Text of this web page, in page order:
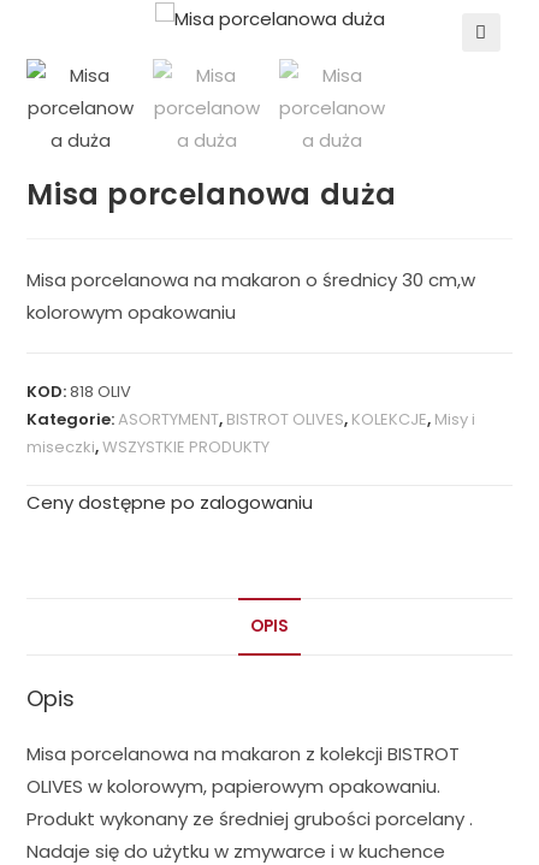
Misa porcelanowa duża
Misa porcelanowa na makaron o średnicy 30 cm,w
kolorowym opakowaniu
KOD:818 OLIV
Kategorie:ASORTYMENT, BISTROT OLIVES, KOLEKCJE, Misy i
miseczki,WSZYSTKIE PRODUKTY
Ceny dostępne po zalogowaniu
OPIS
Opis
Misa porcelanowa na makaron z kolekcji BISTROT
OLIVES w kolorowym, papierowym opakowaniu.
Produkt wykonany ze średniej grubości porcelany .
Nadaje się do użytku w zmywarce i w kuchence